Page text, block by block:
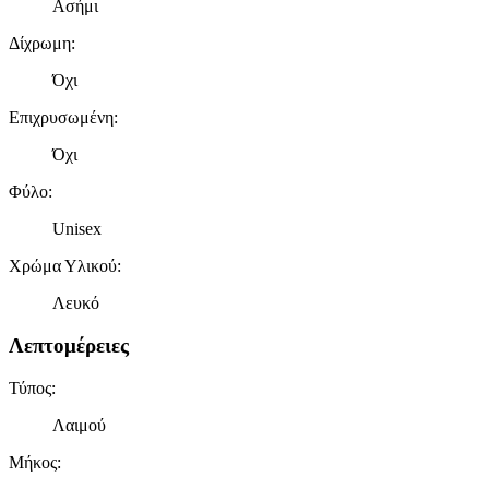
τοποθεσίας μας στους συνεργάτες μέσων κοινωνικής
Ασήμι
Δίχρωμη:
Όχι
Επιχρυσωμένη:
Όχι
Φύλο:
Unisex
Χρώμα Υλικού:
Λευκό
Λεπτομέρειες
Τύπος:
Λαιμού
Μήκος: